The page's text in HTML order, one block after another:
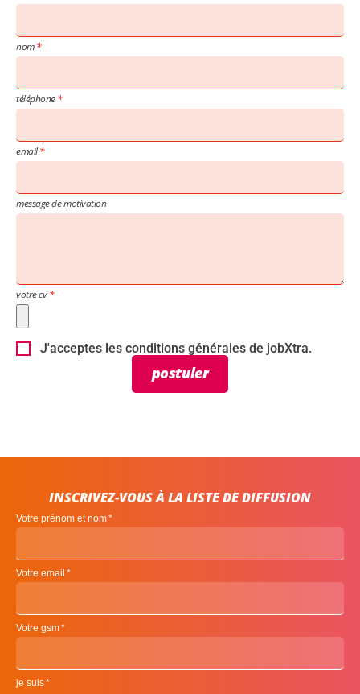
nom
téléphone
email
message de motivation
votre cv
J'acceptes les conditions générales de jobXtra.
postuler
INSCRIVEZ-VOUS À LA LISTE DE DIFFUSION
Votre prénom et nom
Votre email
Votre gsm
je suis